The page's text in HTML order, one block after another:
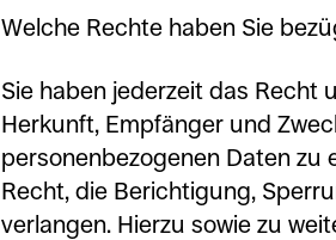
Welche Rechte haben Sie
Sie haben jederzeit das Recht
Herkunft, Empfänger und
personenbezogenen Daten zu
Recht, die Berichtigung,
verlangen. Hierzu sowie zu